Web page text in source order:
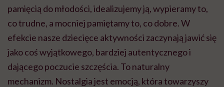
pamięcią do młodości, idealizujemy ją, wypieramy to,
co trudne, a mocniej pamiętamy to, co dobre. W
efekcie nasze dziecięce aktywności zaczynają jawić się
jako coś wyjątkowego, bardziej autentycznego i
dającego poczucie szczęścia. To naturalny
mechanizm. Nostalgia jest emocją, która towarzyszy